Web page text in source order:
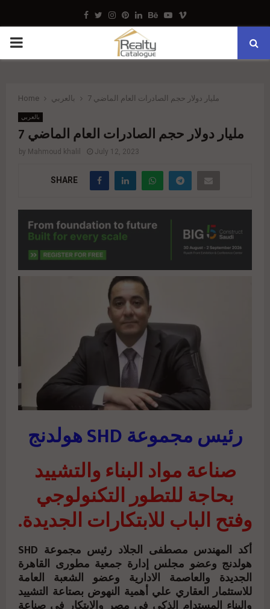
Facebook
TwitterInstagram
Pinterest
LinkedinBehance
Youtube
Vimeo
PRIMARY
Home بالعربي 7 مليار دولار حجم الصادرات العام الماضي
بالعربي
7 مليار دولار حجم الصادرات العام الماضي
by Mahmoud khalil July 12, 2023
SHARE
رئيس مجموعة SHD هولدنج
صناعة مواد البناء والتشييد
بحاجة للتطور التكنولوجي
وفتح الباب للابتكارات الجديدة.
أكد المهندس مصطفى الجلاد رئيس مجموعة SHD
هولدنج وعضو مجلس إدارة جمعية مطورى القاهرة
الجديدة والعاصمة الادارية وعضو الشعبة العامة
للاستثمار العقاري علي أهمية النهوض بصتاعة التشييد